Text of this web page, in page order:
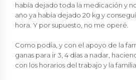
había dejado toda la medicación y
año ya había dejado 20 kg y
hora. Y por supuesto, no me operé.
Como podía, y con el apoyo de la
ganas para ir 3, 4 días a nadar,
con los horarios del trabajo y la familia.